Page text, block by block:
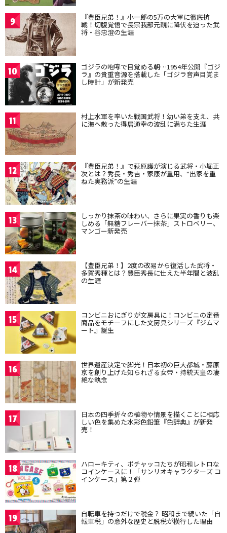
9 『豊臣兄弟！』小一郎の5万の大軍に徹底抗
戦！切腹覚悟で長宗我部元親に降伏を迫った武
将・谷忠澄の生涯
10 ゴジラの咆哮で目覚める朝…1954年公開『ゴジ
ラ』の貴重音源を搭載した「ゴジラ音声目覚ま
し時計」が新発売
11 村上水軍を率いた戦国武将！幼い弟を支え、共
に海へ散った得居通幸の波乱に満ちた生涯
12 『豊臣兄弟！』で萩原護が演じる武将・小堀正
次とは？秀長・秀吉・家康が重用、“出家を重
ねた実務派”の生涯
13 しっかり抹茶の味わい、さらに果実の香りも楽
しめる「無糖フレーバー抹茶」ストロベリー、
マンゴー新発売
14 【豊臣兄弟！】2度の改易から復活した武将・
多賀秀種とは？豊臣秀長に仕えた半年間と波乱
の生涯
15 コンビニおにぎりが文房具に！コンビニの定番
商品をモチーフにした文房具シリーズ『ジムマ
ート』誕生
16 世界遺産決定で脚光！日本初の巨大都城・藤原
京を創り上げた知られざる女帝・持統天皇の凄
絶な執念
17 日本の四季折々の植物や情景を描くことに相応
しい色を集めた水彩色鉛筆『色辞典』が新発
売！
18 ハローキティ、ポチャッコたちが昭和レトロな
コインケースに！「サンリオキャラクターズ コ
インケース」第２弾
19 自転車を持つだけで税金？ 昭和まで続いた「自
転車税」の意外な歴史と脱税が横行した理由